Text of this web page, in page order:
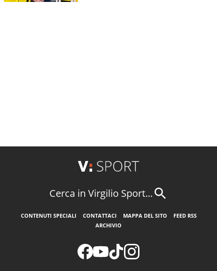
Cerca in Virgilio Sport...
CONTENUTI SPECIALI CONTATTACI MAPPA DEL SITO
FEED RSS
ARCHIVIO